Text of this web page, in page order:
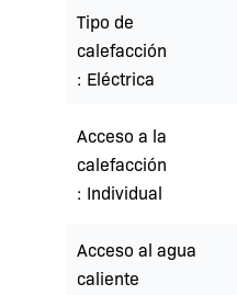
Tipo de
calefacción
Eléctrica
Acceso a la
calefacción
Individual
Acceso al agua
caliente